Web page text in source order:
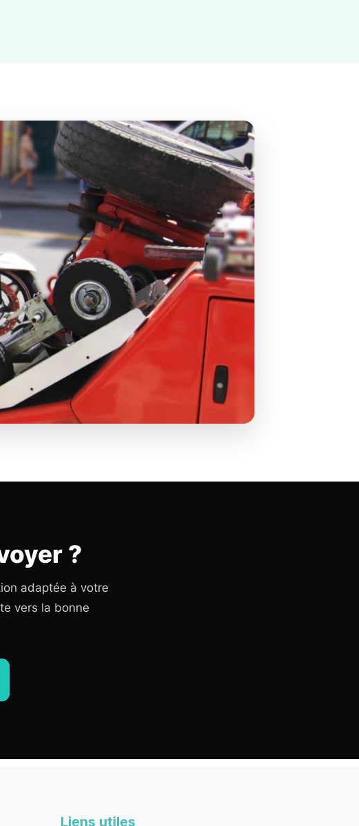
?
adaptée à votre
vers la bonne
Liens utiles